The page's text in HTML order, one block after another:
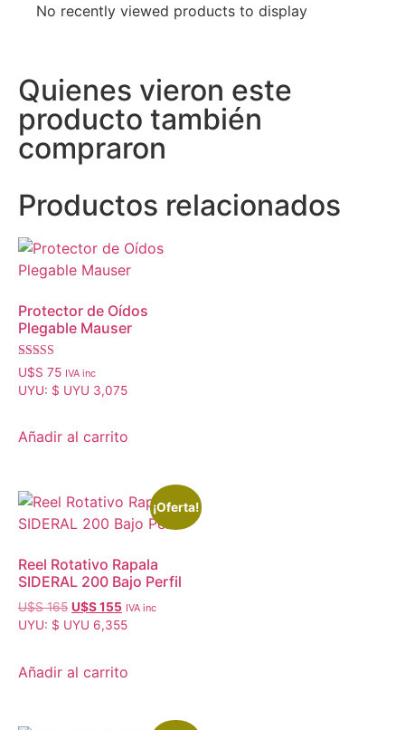
No recently viewed products to display
Quienes vieron este
producto también
compraron
Productos relacionados
Protector de Oídos
Plegable Mauser
Valorado
con
4.50
U$S 75 IVA inc
UYU: $ UYU 3,075
Añadir al carrito
¡Oferta!
Reel Rotativo Rapala
SIDERAL 200 Bajo Perfil
U$S165 U$S155 IVA inc
UYU: $ UYU 6,355
Añadir al carrito